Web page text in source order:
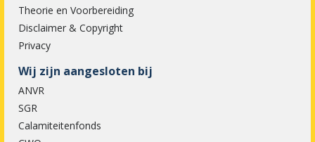
Theorie en Voorbereiding
Disclaimer & Copyright
Privacy
Wij zijn aangesloten bij
ANVR
SGR
Calamiteitenfonds